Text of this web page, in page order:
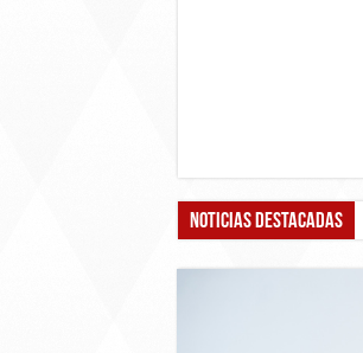
Noticias destacadas